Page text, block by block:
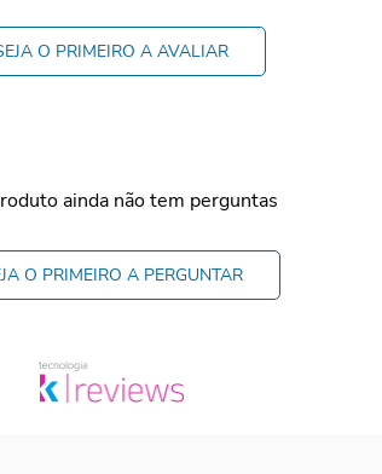
O PRIMEIRO A AVALIAR
ainda não tem perguntas
O PRIMEIRO A PERGUNTAR